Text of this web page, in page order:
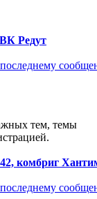
Редут
тем, темы
комбриг